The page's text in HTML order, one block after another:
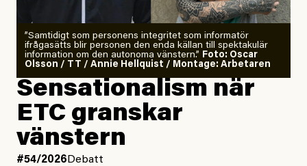
”Samtidigt som personens integritet som informatör
ifrågasätts blir personen den enda källan till spektakulär
information om den autonoma vänstern.” Foto: Oscar
Olsson / TT / Annie Hellquist / Montage: Arbetaren
Sensationalism när
ETC granskar
vänstern
#54/2026 Debatt